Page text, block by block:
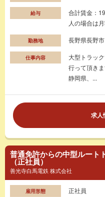
給与
合計賃金：
人の場合は
勤務地 長野県長野市
仕事内容
大型トラッ
行って頂き
静岡県、...
求人
普通免許からの中型ルート
（正社員）
善光寺白馬電鉄 株式会社
雇用形態 正社員